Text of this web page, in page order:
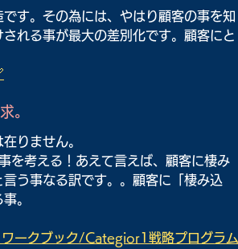
す。その為には、やはり顧客の事を知
れる事が最大の差別化です。顧客にと
。
りません。
を考える！あえて言えば、顧客に棲み
う事なる訳です。。顧客に「棲み込
。
ワークブック/Categior1戦略プログラム